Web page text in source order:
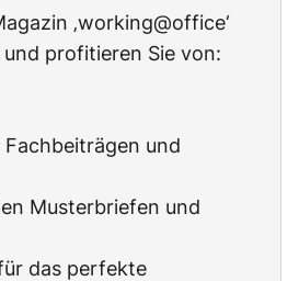
‚working@office‘
und profitieren Sie von:
und
Musterbriefen und
das perfekte